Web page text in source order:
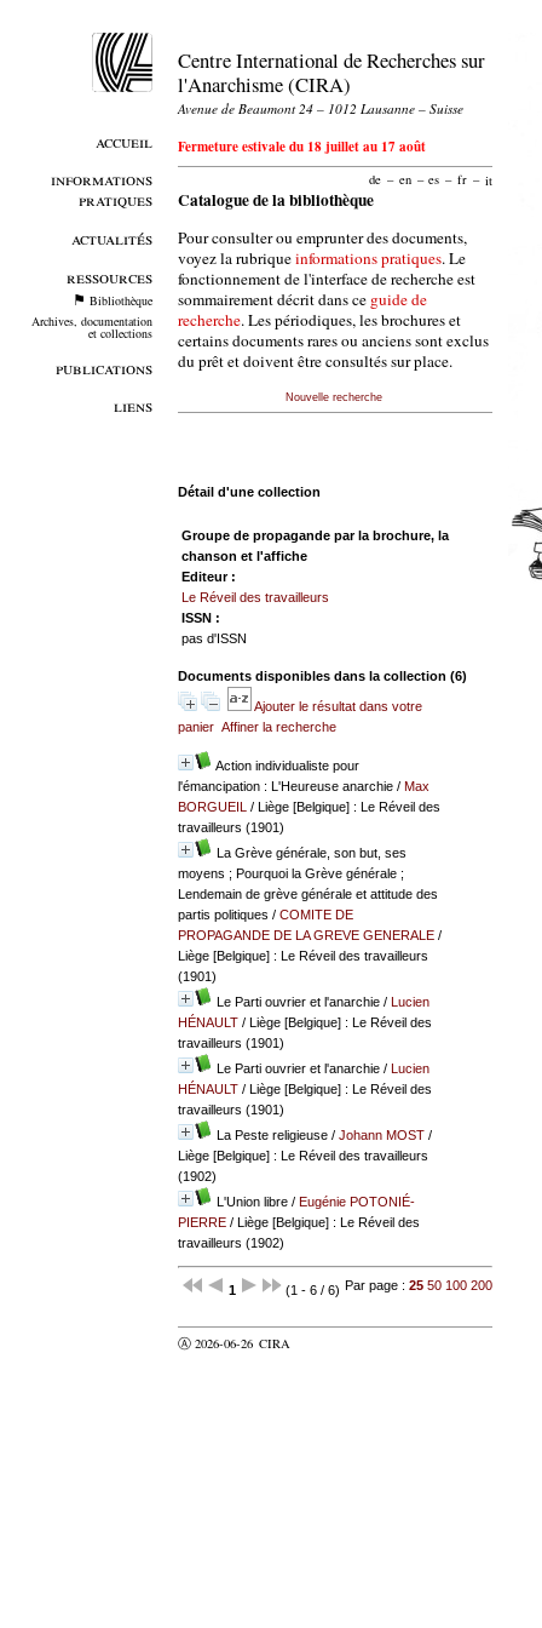
accueil
informations
pratiques
actualités
ressources
Bibliothèque
Archives, documentation
et collections
publications
liens
Centre International de Recherches sur
l'Anarchisme (CIRA)
Avenue de Beaumont 24 – 1012 Lausanne – Suisse
Fermeture estivale du 18 juillet au 17 août
de – en – es – fr – it
Catalogue de la bibliothèque
Pour consulter ou emprunter des documents,
voyez la rubriqueinformations pratiques. Le
fonctionnement de l'interface de recherche est
sommairement décrit dans ce guide de
recherche. Les périodiques, les brochures et
certains documents rares ou anciens sont exclus
du prêt et doivent être consultés sur place.
Nouvelle recherche
Détail d'une collection
Groupe de propagande par la brochure, la
chanson et l'affiche
Editeur :
Le Réveil des travailleurs
ISSN :
pas d'ISSN
Documents disponibles dans la collection (6)
Ajouter le résultat dans votre
panier Affiner la recherche
Action individualiste pour
l'émancipation : L'Heureuse anarchie/ Max
BORGUEIL / Liège [Belgique] : Le Réveil des
travailleurs (1901)
La Grève générale, son but, ses
moyens ; Pourquoi la Grève générale ;
Lendemain de grève générale et attitude des
partis politiques / COMITE DE
PROPAGANDE DE LA GREVE GENERALE/
Liège [Belgique] : Le Réveil des travailleurs
(1901)
Le Parti ouvrier et l'anarchie/ Lucien
HÉNAULT/ Liège [Belgique] : Le Réveil des
travailleurs (1901)
Le Parti ouvrier et l'anarchie/ Lucien
HÉNAULT/ Liège [Belgique] : Le Réveil des
travailleurs (1901)
La Peste religieuse/ Johann MOST/
Liège [Belgique] : Le Réveil des travailleurs
(1902)
L'Union libre/ Eugénie POTONIÉ-
PIERRE/ Liège [Belgique] : Le Réveil des
travailleurs (1902)
1 (1 - 6 / 6) Par page : 25 50 100 200
Ⓐ 2026-06-26 CIRA